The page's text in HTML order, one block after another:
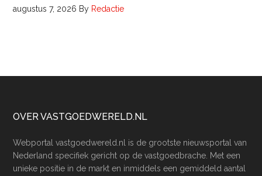
augustus 7, 2026 By Redactie
Footer
OVER VASTGOEDWERELD.NL
Webportal vastgoedwereld.nl is de grootste nieuwsportal van
Nederland specifiek gericht op de vastgoedbrache. Met een
unieke positie in de markt en inmiddels een gemiddeld aantal